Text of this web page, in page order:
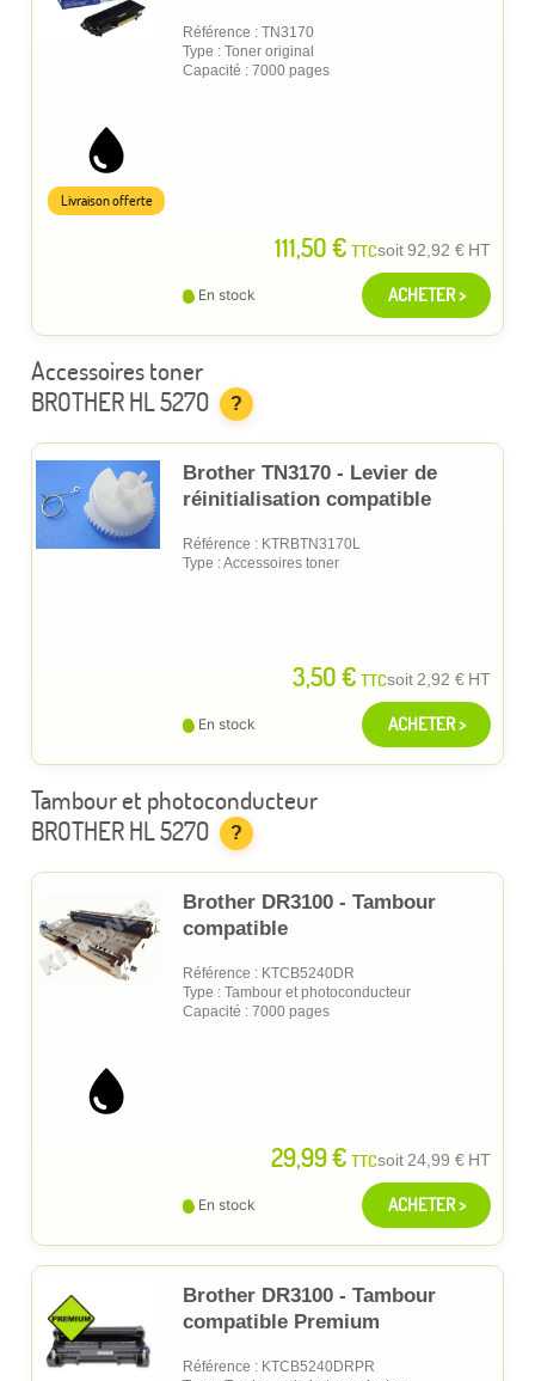
Référence : TN3170
Type : Toner original
Capacité : 7000 pages
111,50 € TTCsoit92,92 € HT
Livraison offerte
En stock ACHETER >
Accessoires toner
BROTHER HL 5270
?
Brother TN3170 - Levier de
réinitialisation compatible
Référence : KTRBTN3170L
Type : Accessoires toner
3,50 € TTCsoit2,92 € HT
En stock ACHETER >
Tambour et photoconducteur
BROTHER HL 5270
?
Brother DR3100 - Tambour
compatible
Référence : KTCB5240DR
Type : Tambour et photoconducteur
Capacité : 7000 pages
29,99 € TTCsoit24,99 € HT
En stock ACHETER >
Brother DR3100 - Tambour
compatible Premium
Référence : KTCB5240DRPR